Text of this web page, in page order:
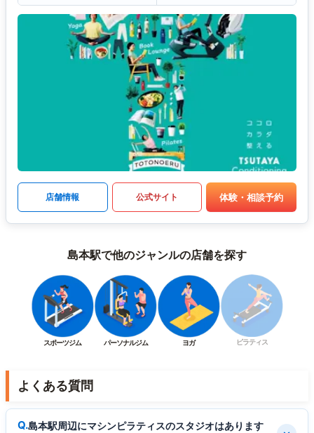
店舗情報 公式サイト 体験・相談予約
島本駅で他のジャンルの店舗を探す
スポーツジム パーソナルジム ヨガ ピラティス
よくある質問
島本駅周辺にマシンピラティスのスタジオはあります